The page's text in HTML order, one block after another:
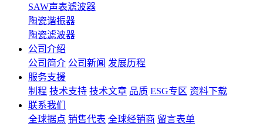
SAW声表滤波器
陶瓷谐振器
陶瓷滤波器
公司介绍
公司简介 公司新闻 发展历程
服务支援
制程 技术支持 技术文章 品质 ESG专区 资料下载
联系我们
全球据点 销售代表 全球经销商 留言表单